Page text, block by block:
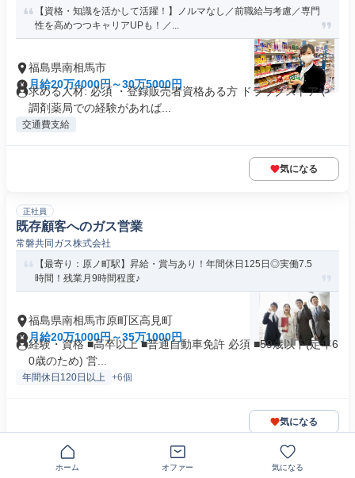
【資格・知識を活かして活躍！】ノルマなし／前職給与考慮／専⾨
性を⾼めつつキャリアUPも！／...
福島県南相馬市
月給20万4000円～30万5000円
求める人材: 必須 ・登録販売者資格ある方 ドラッグストアや
調剤薬局での経験があれば...
交通費支給
気になる
正社員
既存顧客へのガス営業
常磐共同ガス株式会社
【最寄り：原ノ町駅】昇給・賞与あり！年間休日125日◎実働7.5
時間！残業月9時間程度♪
福島県南相馬市原町区高見町
月給20万1000円～35万1000円
経験・資格 ■高卒以上 ■普通自動車免許 必須 ■59歳以下(定年6
0歳のため) 営...
年間休日120日以上 +6個
気になる
ホーム オファー 気になる